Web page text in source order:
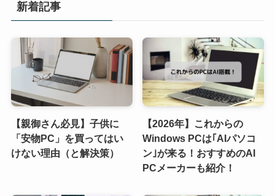
新着記事
【親御さん必見】子供に
「安物PC」を買ってはい
けない理由（と解決策）
【2026年】これからの
Windows PCは｢AIパソコ
ン｣が来る！おすすめのAI
PCメーカーも紹介！